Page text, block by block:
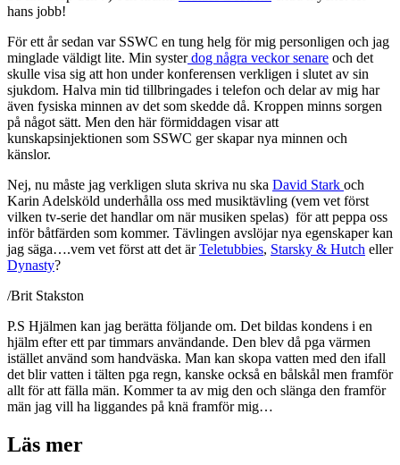
hans jobb!
För ett år sedan var SSWC en tung helg för mig personligen och jag
minglade väldigt lite. Min systerdog några veckor senare och det
skulle visa sig att hon under konferensen verkligen i slutet av sin
sjukdom. Halva min tid tillbringades i telefon och delar av mig har
även fysiska minnen av det som skedde då. Kroppen minns sorgen
på något sätt. Men den här förmiddagen visar att
kunskapsinjektionen som SSWC ger skapar nya minnen och
känslor.
Nej, nu måste jag verkligen sluta skriva nu ska David Stark och
Karin Adelsköld underhålla oss med musiktävling (vem vet först
vilken tv-serie det handlar om när musiken spelas) för att peppa oss
inför båtfärden som kommer. Tävlingen avslöjar nya egenskaper kan
jag säga….vem vet först att det ärTeletubbies, Starsky & Hutch eller
Dynasty?
/Brit Stakston
P.S Hjälmen kan jag berätta följande om. Det bildas kondens i en
hjälm efter ett par timmars användande. Den blev då pga värmen
istället använd som handväska. Man kan skopa vatten med den ifall
det blir vatten i tälten pga regn, kanske också en bålskål men framför
allt för att fälla män. Kommer ta av mig den och slänga den framför
män jag vill ha liggandes på knä framför mig…
Läs mer